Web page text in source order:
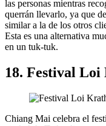
las personas mientras
querrán llevarlo, ya que
similar a la de los otros
Esta es una alternativa
en un tuk-tuk.
18. Festival
Chiang Mai celebra el